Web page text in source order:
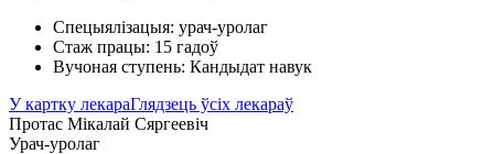
Спецыялізацыя: урач-уролаг
Стаж працы: 15 гадоў
Вучоная ступень: Кандыдат навук
У картку лекараГлядзець ўсіх лекараў
Протас Мікалай Сяргеевіч
Урач-уролаг